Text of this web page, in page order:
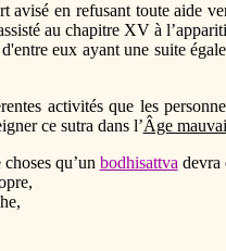
avisé en refusant toute aide
au chapitre XV à
eux ayant une suite
activités que les
ce sutra dans l’Âge
qu’un bodhisattva devra